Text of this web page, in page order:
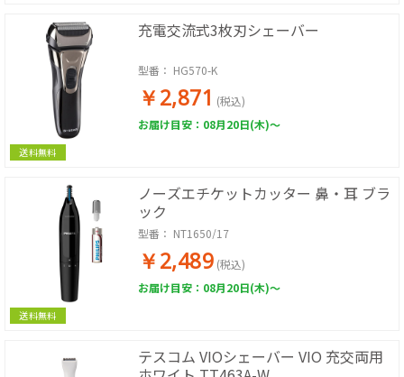
送料無料
充電交流式3枚刃シェーバー
型番： HG570-K
￥2,871 (税込)
お届け目安：08月20日(木)～
送料無料
ノーズエチケットカッター 鼻・耳 ブラ
ック
型番： NT1650/17
￥2,489 (税込)
お届け目安：08月20日(木)～
テスコム VIOシェーバー VIO 充交両用